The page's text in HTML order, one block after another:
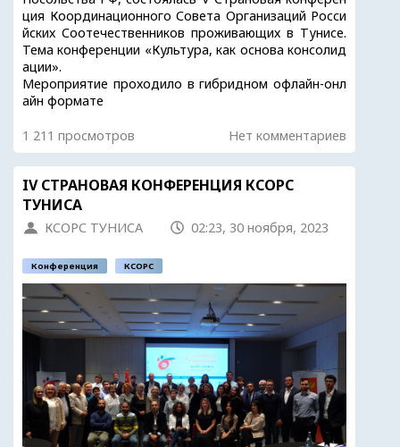
ция Координационного Совета Организаций Росси
йских Соотечественников проживающих в Тунисе.
Тема конференции «Культура, как основа консолид
ации».
Мероприятие проходило в гибридном офлайн-онл
айн формате
1 211 просмотров Нет комментариев
IV СТРАНОВАЯ КОНФЕРЕНЦИЯ КСОРС
ТУНИСА
КСОРС ТУНИСА 02:23, 30 ноября, 2023
Конференция КСОРС